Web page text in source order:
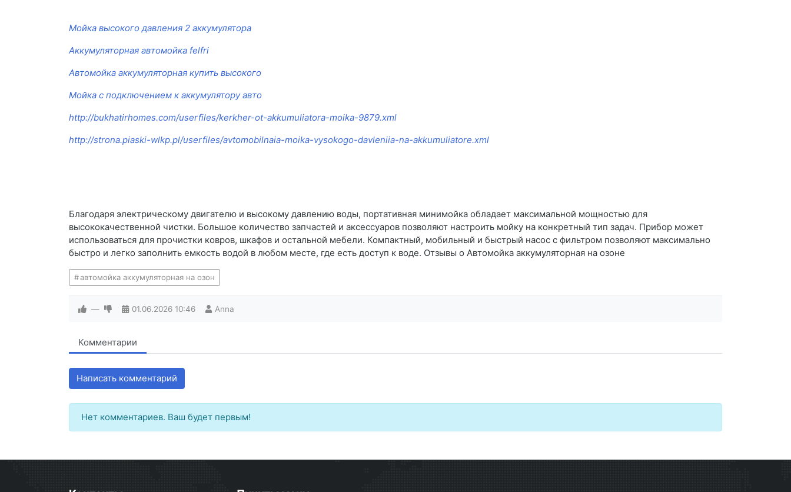
Мойка высокого давления 2 аккумулятора
Аккумуляторная автомойка felfri
Автомойка аккумуляторная купить высокого
Мойка с подключением к аккумулятору авто
http://bukhatirhomes.com/userfiles/kerkher-ot-akkumuliatora-moika-9879.xml
http://strona.piaski-wlkp.pl/userfiles/avtomobilnaia-moika-vysokogo-davleniia-na-akkumuliatore.xml
Благодаря электрическому двигателю и высокому давлению воды, портативная минимойка обладает максимальной мощностью для
высококачественной чистки. Большое количество запчастей и аксессуаров позволяют настроить мойку на конкретный тип задач. Прибор может
использоваться для прочистки ковров, шкафов и остальной мебели. Компактный, мобильный и быстрый насос с фильтром позволяют максимально
быстро и легко заполнить емкость водой в любом месте, где есть доступ к воде. Отзывы о Автомойка аккумуляторная на озоне
автомойка аккумуляторная на озон
— 01.06.2026 10:46 Anna
Комментарии
Написать комментарий
Нет комментариев. Ваш будет первым!